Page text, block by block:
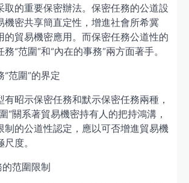
取的重要保密辦法。保密任務的公道設
機密共享簡直定性，增進社會所希冀
的貿易機密應用。而保密任務公道性的
“范圍”和“內在的事務”兩方面著手。
“范圍”的界定
昭示保密任務和默示保密任務兩種，
”關系著貿易機密持有人的把持鴻溝，
制的公道性認定，應以可否增進貿易機
度。
范圍限制